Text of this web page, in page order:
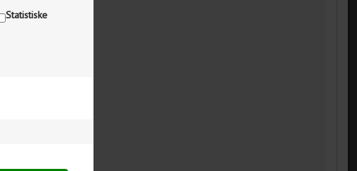
Statistiske